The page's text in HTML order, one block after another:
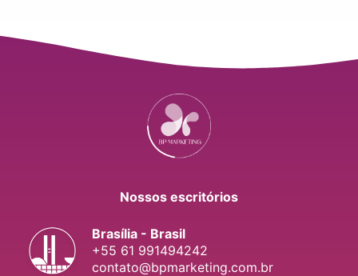
Nossos escritórios
Brasília - Brasil
+55 61 991494242
contato@bpmarketing.com.br